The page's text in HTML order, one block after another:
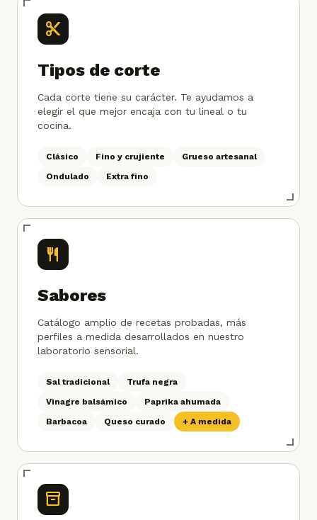
content_cut
Tipos de corte
Cada corte tiene su carácter. Te ayudamos a
elegir el que mejor encaja con tu lineal o tu
cocina.
Clásico Fino y crujiente
Grueso artesanal
Ondulado
Extra fino
restaurant
Sabores
Catálogo amplio de recetas probadas, más
perfiles a medida desarrollados en nuestro
laboratorio sensorial.
Sal tradicional
Trufa negra
Vinagre balsámico
Paprika ahumada
Barbacoa
Queso curado + A medida
inventory_2